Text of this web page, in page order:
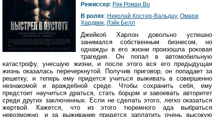
Режиссер: Рик Роман Во
В ролях: Николай Костер-Вальдау, Омари
Хардвик, Лэйк Белл
Джейкоб Харлон довольно успешно
занимался собственным бизнесом, но
однажды в его жизни произошла роковая
трагедия. Он попал в автомобильную
катастрофу, унесшую жизни, и после этого вся его предыдущая
жизнь оказалась перечеркнутой. Получив приговор, он попадает за
решетку, и теперь ему придется учиться выживать в совершенно
незнакомой и враждебной среде. Чтобы сохранить себя, ему
предстоит научиться драться, стать борцом и завоевать авторитет
среди других заключенных. Если не сделать этого, легко оказаться
жертвой. Кажется, что из этого тюремного ада выбраться
невозможно, и за выживание придется заплатить очень высокую